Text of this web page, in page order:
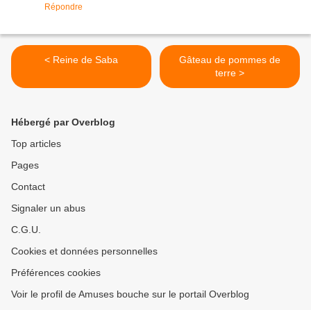
Répondre
< Reine de Saba
Gâteau de pommes de
terre >
Hébergé par Overblog
Top articles
Pages
Contact
Signaler un abus
C.G.U.
Cookies et données personnelles
Préférences cookies
Voir le profil de Amuses bouche sur le portail Overblog